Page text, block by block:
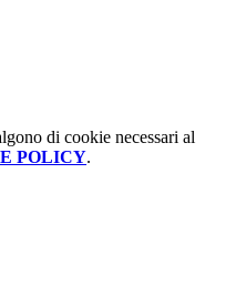
di cookie necessari al
POLICY.